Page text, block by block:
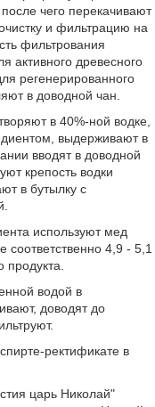
чего перекачивают
и фильтрацию на
фильтрования
активного древесного
регенерированного
в доводной чан.
в 40%-ной водке,
выдерживают в
вводят в доводной
крепость водки
в бутылку с
используют мед
соответственно 4,9 - 5,1
продукта.
водой в
доводят до
ректификате в
царь Николай"